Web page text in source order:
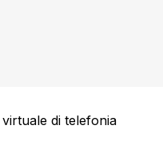
di telefonia